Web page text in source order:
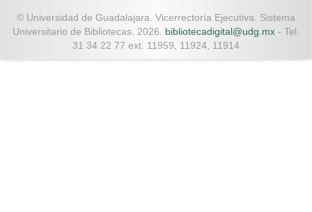
© Universidad de Guadalajara. Vicerrectoría Ejecutiva. Sistema
Universitario de Bibliotecas. 2026. bibliotecadigital@udg.mx - Tel.
31 34 22 77 ext. 11959, 11924, 11914